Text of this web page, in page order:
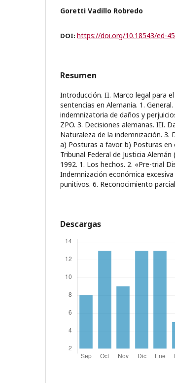
Goretti Vadillo Robredo
DOI: https://doi.org/10.18543/ed-
Resumen
Introducción. II. Marco legal para
sentencias en Alemania. 1.
indemnizatoria de daños y
ZPO. 3. Decisiones alemanas. III.
Naturaleza de la indemnización. 3.
a) Posturas a favor. b) Posturas
Tribunal Federal de Justicia
1992. 1. Los hechos. 2. «Pre-trial
Indemnización económica
punitivos. 6. Reconocimiento
Descargas